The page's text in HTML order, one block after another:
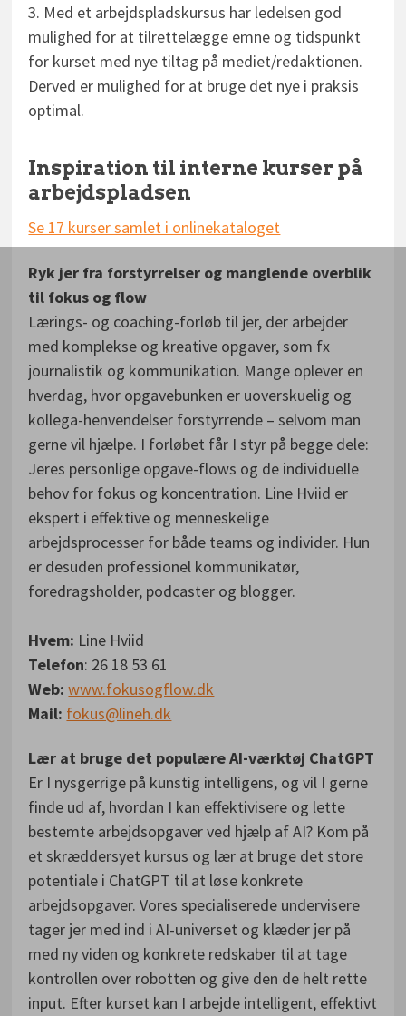
3. Med et arbejdspladskursus har ledelsen god
mulighed for at tilrettelægge emne og tidspunkt
for kurset med nye tiltag på mediet/redaktionen.
Derved er mulighed for at bruge det nye i praksis
optimal.
Inspiration til interne kurser på
arbejdspladsen
Se 17 kurser samlet i onlinekataloget
Ryk jer fra forstyrrelser og manglende overblik
til fokus og flow
Lærings- og coaching-forløb til jer, der arbejder
med komplekse og kreative opgaver, som fx
journalistik og kommunikation. Mange oplever en
hverdag, hvor opgavebunken er uoverskuelig og
kollega-henvendelser forstyrrende – selvom man
gerne vil hjælpe. I forløbet får I styr på begge dele:
Jeres personlige opgave-flows og de individuelle
behov for fokus og koncentration. Line Hviid er
ekspert i effektive og menneskelige
arbejdsprocesser for både teams og individer. Hun
er desuden professionel kommunikatør,
foredragsholder, podcaster og blogger.
Hvem: Line Hviid
Telefon: 26 18 53 61
Web: www.fokusogflow.dk
Mail: fokus@lineh.dk
Lær at bruge det populære AI-værktøj ChatGPT
Er I nysgerrige på kunstig intelligens, og vil I gerne
finde ud af, hvordan I kan effektivisere og lette
bestemte arbejdsopgaver ved hjælp af AI? Kom på
et skræddersyet kursus og lær at bruge det store
potentiale i ChatGPT til at løse konkrete
arbejdsopgaver. Vores specialiserede undervisere
tager jer med ind i AI-universet og klæder jer på
med ny viden og konkrete redskaber til at tage
kontrollen over robotten og give den de helt rette
input. Efter kurset kan I arbejde intelligent, effektivt